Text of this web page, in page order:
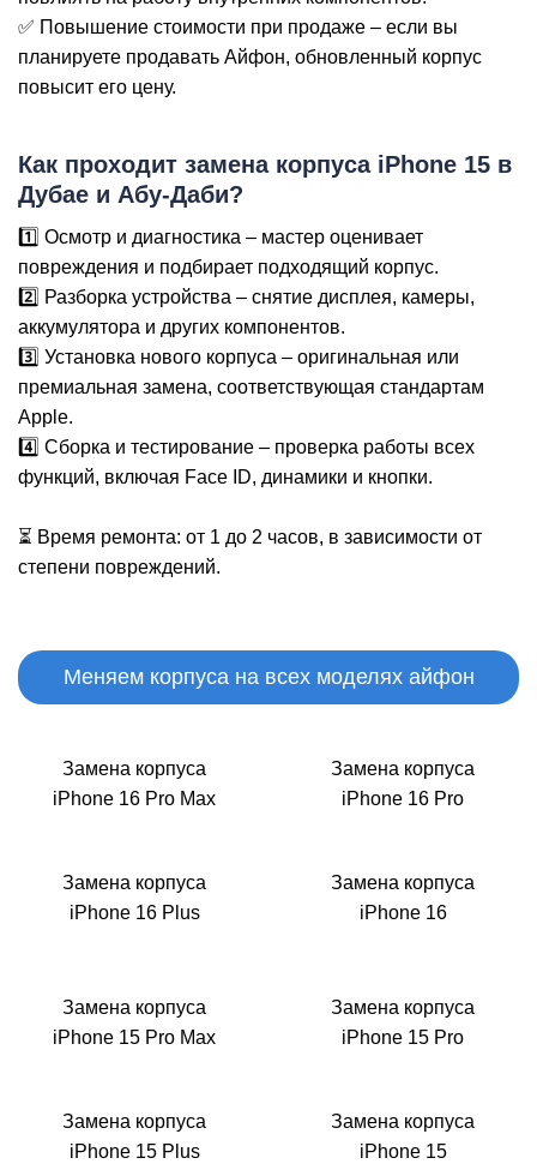
✅ Повышение стоимости при продаже – если вы
планируете продавать Айфон, обновленный корпус
повысит его цену.
Как проходит замена корпуса iPhone 15 в
Дубае и Абу-Даби?
1️⃣ Осмотр и диагностика – мастер оценивает
повреждения и подбирает подходящий корпус.
2️⃣ Разборка устройства – снятие дисплея, камеры,
аккумулятора и других компонентов.
3️⃣ Установка нового корпуса – оригинальная или
премиальная замена, соответствующая стандартам
Apple.
4️⃣ Сборка и тестирование – проверка работы всех
функций, включая Face ID, динамики и кнопки.
⏳ Время ремонта: от 1 до 2 часов, в зависимости от
степени повреждений.
Меняем корпуса на всех моделях айфон
Замена корпуса
iPhone 16 Pro Max
Замена корпуса
iPhone 16 Pro
Замена корпуса
iPhone 16 Plus
Замена корпуса
iPhone 16
Замена корпуса
iPhone 15 Pro Max
Замена корпуса
iPhone 15 Pro
Замена корпуса
iPhone 15 Plus
Замена корпуса
iPhone 15